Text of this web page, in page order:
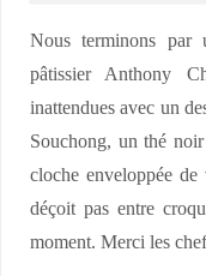
Nous terminons par
pâtissier Anthony
inattendues avec un
Souchong, un thé
cloche enveloppée
déçoit pas entre
moment. Merci les